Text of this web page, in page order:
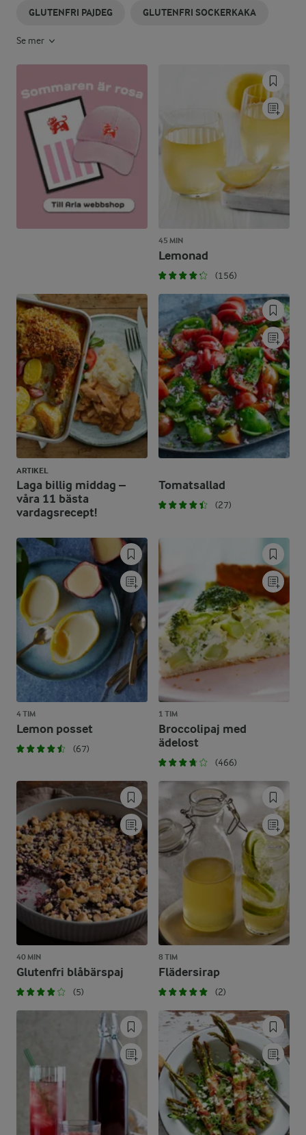
GLUTENFRI PAJDEG GLUTENFRI SOCKERKAKA
Se mer
45 MIN
Lemonad
(156)
ARTIKEL
Laga billig middag –
våra 11 bästa
vardagsrecept!
Tomatsallad
(27)
4 TIM
Lemon posset
(67)
1 TIM
Broccolipaj med
ädelost
(466)
40 MIN
Glutenfri blåbärspaj
(5)
8 TIM
Flädersirap
(2)